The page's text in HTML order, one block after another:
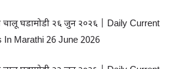
चालू घडामोडी २६ जुन २०२६ | Daily Current
In Marathi 26 June 2026